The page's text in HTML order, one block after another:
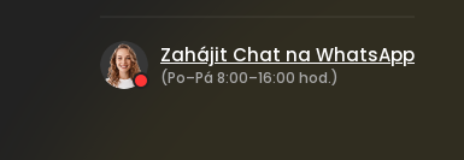
Zahájit Chat na WhatsApp
(Po–Pá 8:00–16:00 hod.)